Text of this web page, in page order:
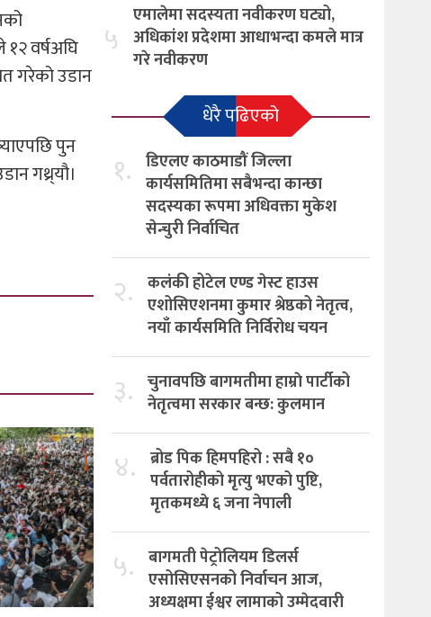
१२ वर्षअघि
गरेको उडान
पुन
गथ्र्यौ।
५
एमालेमा सदस्यता नवीकरण घट्यो,
अधिकांश प्रदेशमा आधाभन्दा कमले मात्र
गरे नवीकरण
धेरै पढिएको
१. डिएलए काठमाडौं जिल्ला
कार्यसमितिमा सबैभन्दा कान्छा
सदस्यका रूपमा अधिवक्ता मुकेश
सेन्चुरी निर्वाचित
२. कलंकी होटेल एण्ड गेस्ट हाउस
एशोसिएशनमा कुमार श्रेष्ठको नेतृत्व,
नयाँ कार्यसमिति निर्विरोध चयन
३. चुनावपछि बागमतीमा हाम्राे पार्टीको
नेतृत्वमा सरकार बन्छ: कुलमान
४. ब्रोड पिक हिमपहिरो : सबै १०
पर्वतारोहीको मृत्यु भएको पुष्टि,
मृतकमध्ये ६ जना नेपाली
५. बागमती पेट्रोलियम डिलर्स
एसोसिएसनको निर्वाचन आज,
अध्यक्षमा ईश्वर लामाको उम्मेदवारी